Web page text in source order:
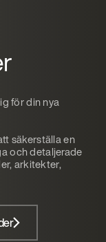
för din nya
säkerställa en
och detaljerade
arkitekter,